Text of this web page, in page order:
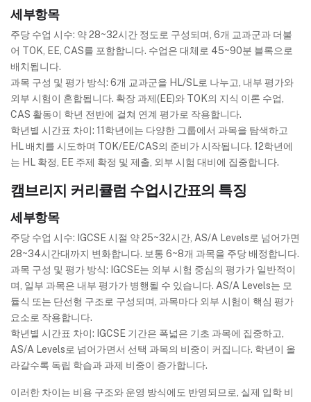
세부항목
주당 수업 시수: 약 28~32시간 정도로 구성되며, 6개 교과군과 더불
어 TOK, EE, CAS를 포함합니다. 수업은 대체로 45~90분 블록으로
배치됩니다.
과목 구성 및 평가 방식: 6개 교과군을 HL/SL로 나누고, 내부 평가와
외부 시험이 혼합됩니다. 확장 과제(EE)와 TOK의 지식 이론 수업,
CAS 활동이 학년 전반에 걸쳐 연계 평가로 작용합니다.
학년별 시간표 차이: 11학년에는 다양한 그룹에서 과목을 탐색하고
HL 배치를 시도하며 TOK/EE/CAS의 준비가 시작됩니다. 12학년에
는 HL 확정, EE 주제 확정 및 제출, 외부 시험 대비에 집중합니다.
캠브리지 커리큘럼 수업시간표의 특징
세부항목
주당 수업 시수: IGCSE 시절 약 25~32시간, AS/A Levels로 넘어가면
28~34시간대까지 변화합니다. 보통 6~8개 과목을 주당 배정합니다.
과목 구성 및 평가 방식: IGCSE는 외부 시험 중심의 평가가 일반적이
며, 일부 과목은 내부 평가가 병행될 수 있습니다. AS/A Levels는 모
듈식 또는 단선형 구조로 구성되며, 과목마다 외부 시험이 핵심 평가
요소로 작용합니다.
학년별 시간표 차이: IGCSE 기간은 폭넓은 기초 과목에 집중하고,
AS/A Levels로 넘어가면서 선택 과목의 비중이 커집니다. 학년이 올
라갈수록 독립 학습과 과제 비중이 증가합니다.
이러한 차이는 비용 구조와 운영 방식에도 반영되므로, 실제 입학 비